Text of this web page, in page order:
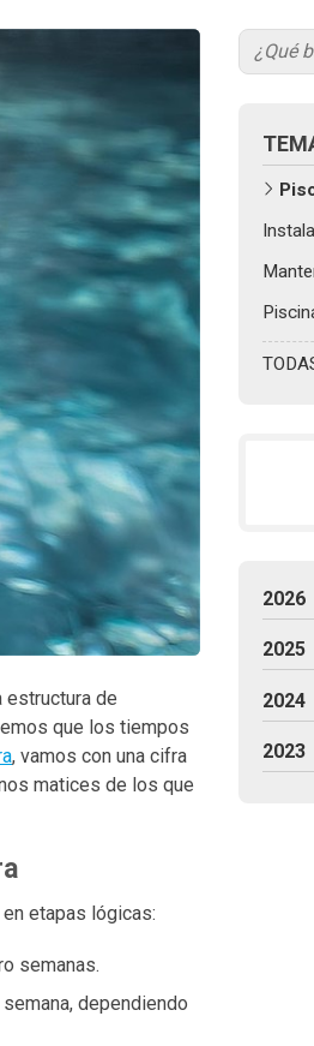
estructura de
que los tiempos
, vamos con una cifra
matices de los que
etapas lógicas:
semanas.
dependiendo
2026
2025
2024
2023